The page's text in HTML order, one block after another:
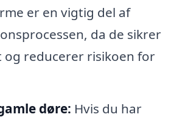
er en vigtig del af
da de sikrer
og reducerer risikoen for
døre: Hvis du har